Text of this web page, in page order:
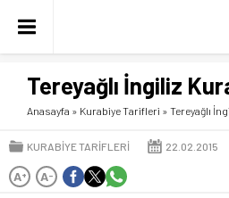
Tereyağlı İngiliz
Anasayfa » Kurabiye Tarifleri » Tereyağlı
KURABIYE TARIFLERI 22.02.2015
A+ A-